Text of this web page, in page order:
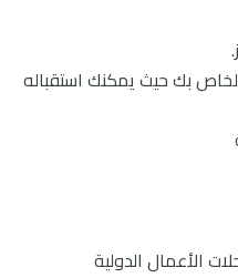
بك حيث يمكنك استقباله
الأعمال الدولية